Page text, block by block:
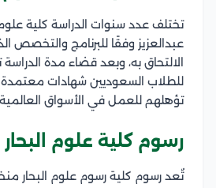
تختلف عدد سنوات الدراسة كلية
عبدالعزيز وفقًا للبرنامج والتخصص
الالتحاق به، وبعد قضاء مدة
للطلاب السعوديين شهادات معتمدة
تؤهلهم للعمل في الأسواق العالمية
رسوم كلية علوم البحار
تٌعد رسوم كلية رسوم علوم البحار